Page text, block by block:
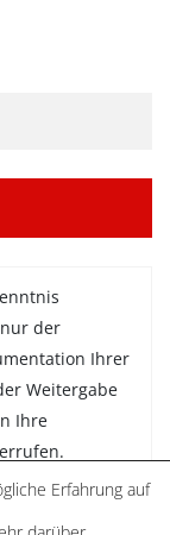
der
Ihrer
Weitergabe
Ihre
Erfahrung auf